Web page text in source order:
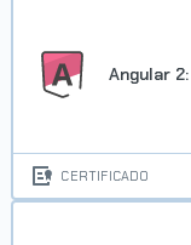
Angular 2:
CERTIFICADO